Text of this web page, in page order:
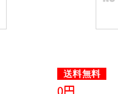
送料無料
0円